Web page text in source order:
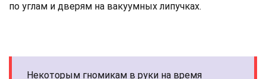
по углам и дверям на вакуумных липучках.
Некоторым гномикам в руки на время